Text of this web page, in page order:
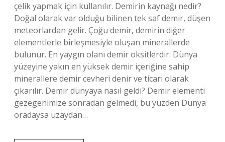
çelik yapmak için kullanılır. Demirin kaynağı nedir?
Doğal olarak var olduğu bilinen tek saf demir, düşen
meteorlardan gelir. Çoğu demir, demirin diğer
elementlerle birleşmesiyle oluşan minerallerde
bulunur. En yaygın olanı demir oksitlerdir. Dünya
yüzeyine yakın en yüksek demir içeriğine sahip
minerallere demir cevheri denir ve ticari olarak
çıkarılır. Demir dünyaya nasıl geldi? Demir elementi
gezegenimize sonradan gelmedi, bu yüzden Dünya
oradaysa uzaydan…